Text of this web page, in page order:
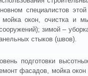
специалистов
окон, очистка и
зимой –
стыков (швов).
подготовки
фасадов, мойка